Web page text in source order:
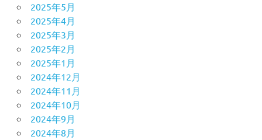
2025年5月
2025年4月
2025年3月
2025年2月
2025年1月
2024年12月
2024年11月
2024年10月
2024年9月
2024年8月